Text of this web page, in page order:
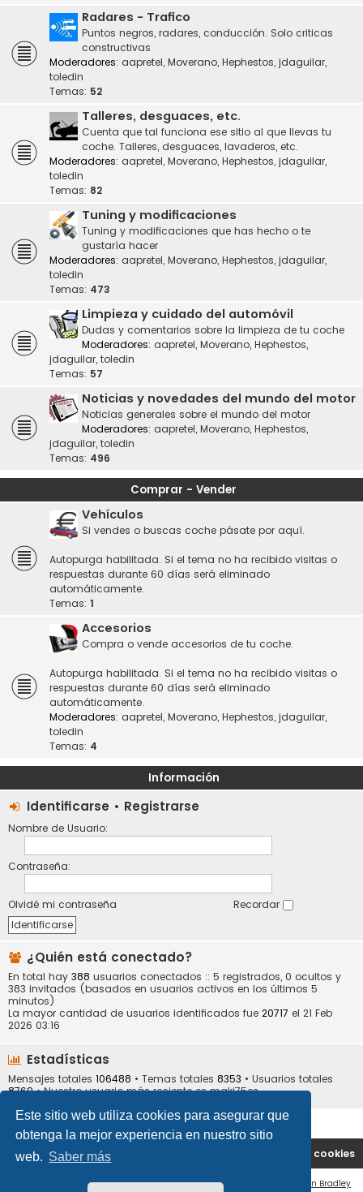
Este sitio web utiliza cookies para asegurar que
obtenga la mejor experiencia en nuestro sitio
web. Saber más
Radares - Trafico
Puntos negros, radares, conducción. Solo criticas
constructivas
Moderadores: aapretel, Moverano, Hephestos, jdaguilar,
toledin
Temas: 52
Talleres, desguaces, etc.
Cuenta que tal funciona ese sitio al que llevas tu
coche. Talleres, desguaces, lavaderos, etc.
Moderadores: aapretel, Moverano, Hephestos, jdaguilar,
toledin
Temas: 82
Tuning y modificaciones
Tuning y modificaciones que has hecho o te
gustaría hacer
Moderadores: aapretel, Moverano, Hephestos, jdaguilar,
toledin
Temas: 473
Limpieza y cuidado del automóvil
Dudas y comentarios sobre la limpieza de tu coche
Moderadores: aapretel, Moverano, Hephestos,
jdaguilar, toledin
Temas: 57
Noticias y novedades del mundo del motor
Noticias generales sobre el mundo del motor
Moderadores: aapretel, Moverano, Hephestos,
jdaguilar, toledin
Temas: 496
Comprar - Vender
Vehículos
Si vendes o buscas coche pásate por aquí.
Autopurga habilitada. Si el tema no ha recibido visitas o
respuestas durante 60 días será eliminado
automáticamente.
Temas: 1
Accesorios
Compra o vende accesorios de tu coche.
Autopurga habilitada. Si el tema no ha recibido visitas o
respuestas durante 60 días será eliminado
automáticamente.
Moderadores: aapretel, Moverano, Hephestos, jdaguilar,
toledin
Temas: 4
Información
Identificarse • Registrarse
Nombre de Usuario:
Contraseña:
Olvidé mi contraseña Recordar
¿Quién está conectado?
En total hay 388 usuarios conectados :: 5 registrados, 0 ocultos y
383 invitados (basados en usuarios activos en los últimos 5
minutos)
La mayor cantidad de usuarios identificados fue 20717 el 21 Feb
2026 03:16
Estadísticas
Mensajes totales 106488 • Temas totales 8353 • Usuarios totales
8769• Nuestro usuario más reciente esmaki75es
Portal Índice general Borrar cookies
Ian Bradley